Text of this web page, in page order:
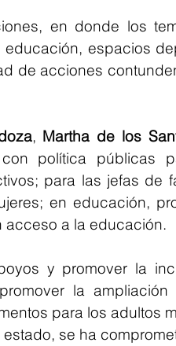
en donde los
espacios
de acciones
, Martha de los
política públicas
para las jefas de
en educación,
acceso a la educación.
y promover la
la
para los adultos
se ha